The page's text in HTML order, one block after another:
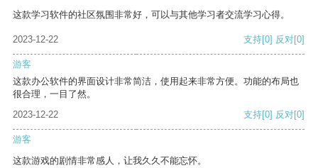
这款学习软件的社区氛围非常好，可以与其他学习者交流学习心得。
2023-12-22 支持[0] 反对[0]
游客
这款办公软件的界面设计非常简洁，使用起来非常方便。功能的布局也
很合理，一目了然。
2023-12-22
支持[0] 反对[0]
游客
这款游戏的剧情非常感人，让我久久不能忘怀。